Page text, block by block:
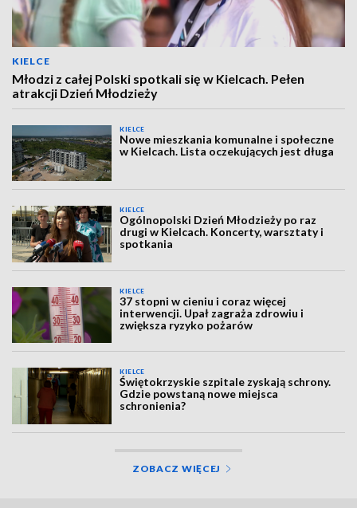
KIELCE
Młodzi z całej Polski spotkali się w Kielcach. Pełen
atrakcji Dzień Młodzieży
KIELCE
Nowe mieszkania komunalne i społeczne
w Kielcach. Lista oczekujących jest długa
KIELCE
Ogólnopolski Dzień Młodzieży po raz
drugi w Kielcach. Koncerty, warsztaty i
spotkania
KIELCE
37 stopni w cieniu i coraz więcej
interwencji. Upał zagraża zdrowiu i
zwiększa ryzyko pożarów
KIELCE
Świętokrzyskie szpitale zyskają schrony.
Gdzie powstaną nowe miejsca
schronienia?
ZOBACZ WIĘCEJ